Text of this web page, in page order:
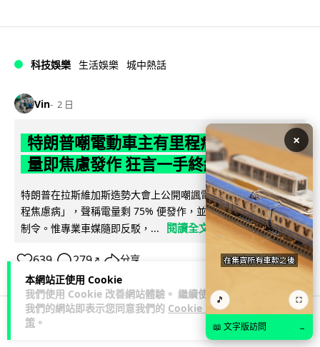
本網站正使用 Cookie
我們使用 Cookie 改善網站體驗。 繼續使用
我們的網站即表示您同意我們的 Cookie 政
策 。
科技娛樂 生活娛樂 城中熱話
Vin 2 日
特朗普嘲電動車主有里程病 剩 75% 電
量即焦慮發作 狂言一手終結電車指令
特朗普在拉斯維加斯造勢大會上公開嘲諷電動車車主患有「里
程焦慮病」，聲稱電量剩 75% 便發作，並重申已廢除電動車強
制令。惟專業車媒隨即反駁，...
閱讀全文
639 279 ↗ 分享
×
🎵 ⛶
📖 文字版訪問 →